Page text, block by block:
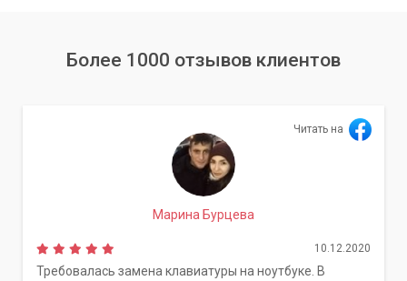
Более 1000 отзывов клиентов
Читать на
Марина Бурцева
10.12.2020
Требовалась замена клавиатуры на ноутбуке. В